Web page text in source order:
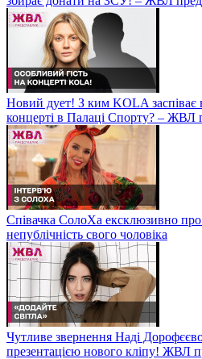
Новий дует! З ким KOLA заспіває
концерті в Палаці Спорту? – ЖВЛ
Співачка СолоХа ексклюзивно про
непублічність свого чоловіка
Чутливе звернення Наді
презентацією нового кліпу! ЖВЛ